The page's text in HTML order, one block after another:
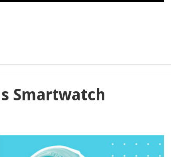
Smartwatch